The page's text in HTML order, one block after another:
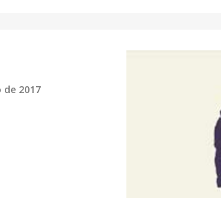
de 2017